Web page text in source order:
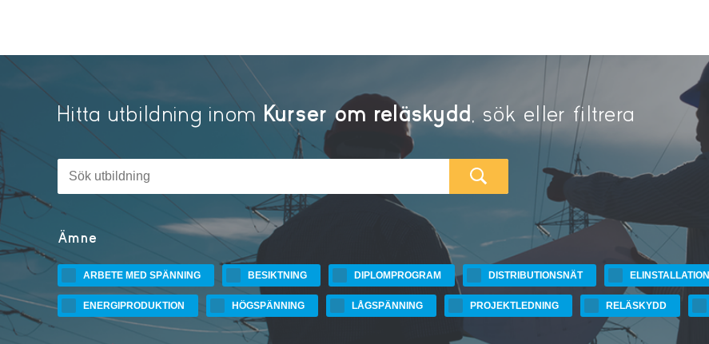
Hitta utbildning inom Kurser om reläskydd , sök eller filtrera
efter
kurs
på
SÖK
Ämne
ARBETE MED SPÄNNING BESIKTNING DIPLOMPROGRAM DISTRIBUTIONSNÄT ELINSTALLATION
ENERGIPRODUKTION HÖGSPÄNNING LÅGSPÄNNING PROJEKTLEDNING RELÄSKYDD